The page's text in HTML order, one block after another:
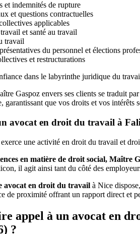
et indemnités de rupture
et questions contractuelles
applicables
et santé au travail
travail
du personnel et élections
et restructurations
dans le labyrinthe juridique du
Gaspoz envers ses clients se traduit
garantissant que vos droits et vos
avocat en droit du travail à
une activité en droit du travail et
en matière de droit social, Maître
il agit ainsi tant du côté des
avocat en droit du travail à Nice
de proximité offrant un rapport direct et
appel à un avocat en
?